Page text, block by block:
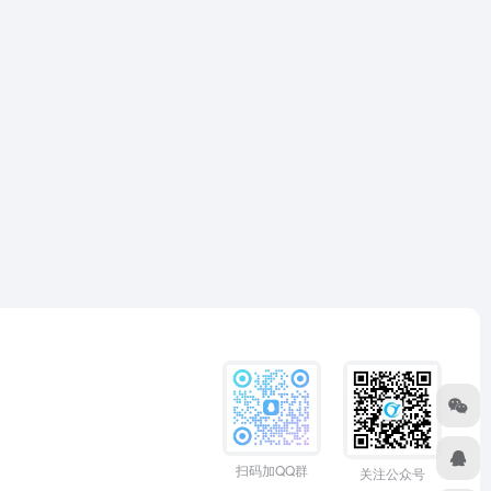
扫码加QQ群 关注公众号